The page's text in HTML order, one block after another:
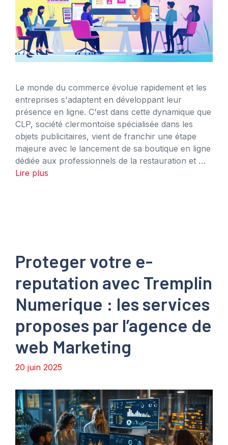
Le monde du commerce évolue rapidement et les
entreprises s'adaptent en développant leur
présence en ligne. C'est dans cette dynamique que
CLP, société clermontoise spécialisée dans les
objets publicitaires, vient de franchir une étape
majeure avec le lancement de sa boutique en ligne
dédiée aux professionnels de la restauration et …
Lire plus
Proteger votre e-
reputation avec Tremplin
Numerique : les services
proposes par l’agence de
web Marketing
20 juin 2025